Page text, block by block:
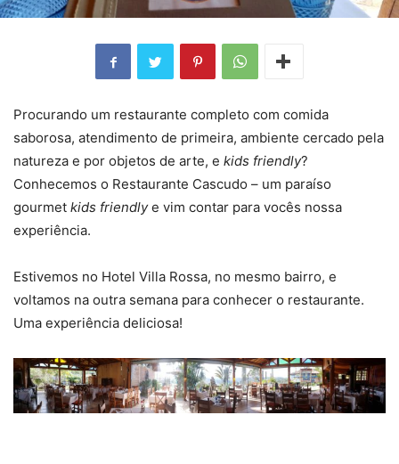
Procurando um restaurante completo com comida
saborosa, atendimento de primeira, ambiente cercado pela
natureza e por objetos de arte, e kids friendly?
Conhecemos o Restaurante Cascudo – um paraíso
gourmet kids friendlye vim contar para vocês nossa
experiência.
Estivemos no Hotel Villa Rossa, no mesmo bairro, e
voltamos na outra semana para conhecer o restaurante.
Uma experiência deliciosa!